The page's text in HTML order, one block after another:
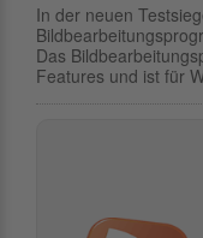
In der neuen
Das
Features und ist für